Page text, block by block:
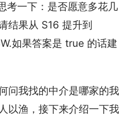
考一下：是否愿意多花几
结果从 S16 提升到
如果答案是 true 的话建
问我找的中介是哪家的我
以渔，接下来介绍一下我